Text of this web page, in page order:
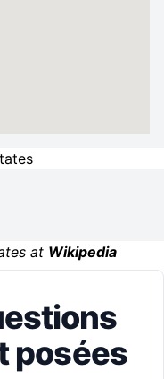
at Wikipedia
posées